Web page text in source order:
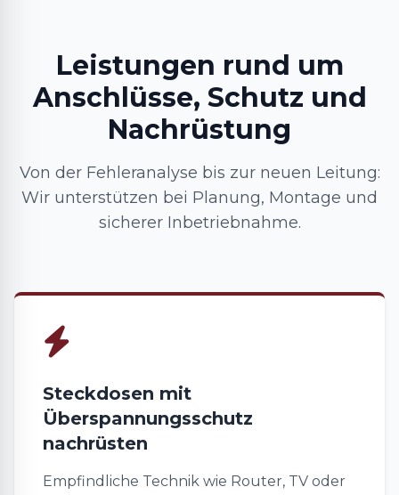
Leistungen rund um
Anschlüsse, Schutz und
Nachrüstung
Von der Fehleranalyse bis zur neuen Leitung:
Wir unterstützen bei Planung, Montage und
sicherer Inbetriebnahme.
Steckdosen mit
Überspannungsschutz
nachrüsten
Empfindliche Technik wie Router, TV oder